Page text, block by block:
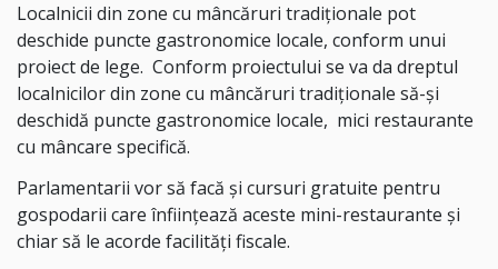
Localnicii din zone cu mâncăruri tradiționale pot
deschide puncte gastronomice locale, conform unui
proiect de lege. Conform proiectului se va da dreptul
localnicilor din zone cu mâncăruri tradiţionale să-și
deschidă puncte gastronomice locale, mici restaurante
cu mâncare specifică.
Parlamentarii vor să facă şi cursuri gratuite pentru
gospodarii care înfiinţează aceste mini-restaurante şi
chiar să le acorde facilităţi fiscale.